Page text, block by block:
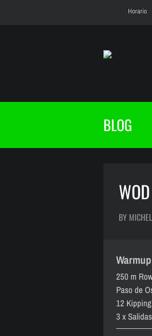
Horario
BLOG
BY
Warmup
250 m
Paso de
12
3 x